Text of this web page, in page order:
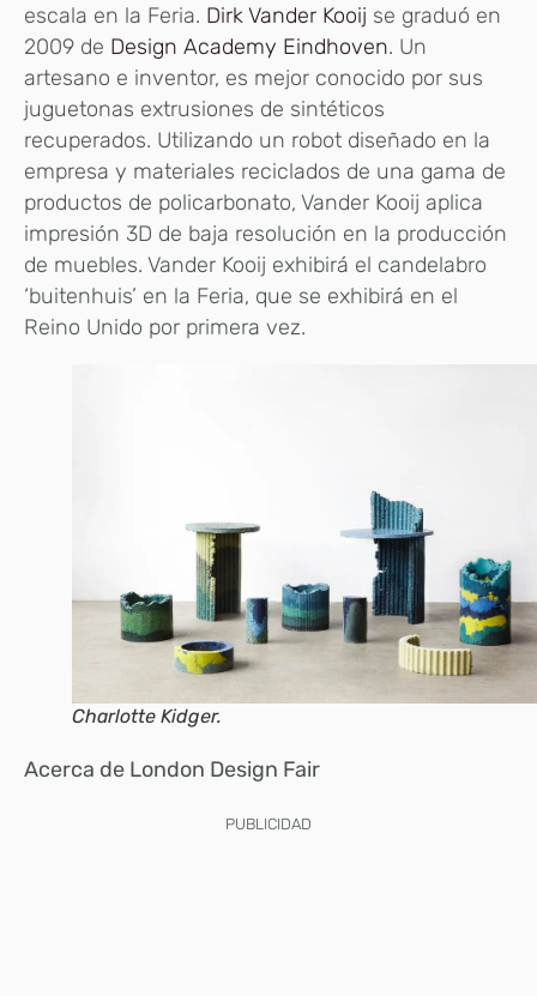
escala en la Feria. Dirk Vander Kooij se graduó en
2009 de Design Academy Eindhoven. Un
artesano e inventor, es mejor conocido por sus
juguetonas extrusiones de sintéticos
recuperados. Utilizando un robot diseñado en la
empresa y materiales reciclados de una gama de
productos de policarbonato, Vander Kooij aplica
impresión 3D de baja resolución en la producción
de muebles. Vander Kooij exhibirá el candelabro
‘buitenhuis’ en la Feria, que se exhibirá en el
Reino Unido por primera vez.
Charlotte Kidger.
Acerca de London Design Fair
PUBLICIDAD